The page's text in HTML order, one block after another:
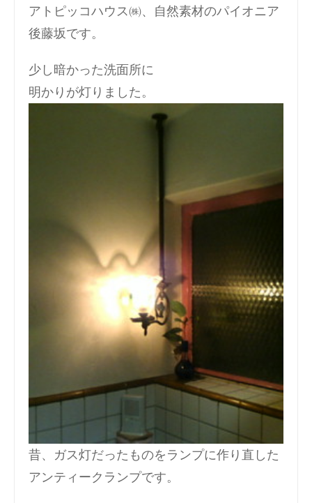
アトピッコハウス㈱、自然素材のパイオニア
後藤坂です。
少し暗かった洗面所に
明かりが灯りました。
昔、ガス灯だったものをランプに作り直した
アンティークランプです。